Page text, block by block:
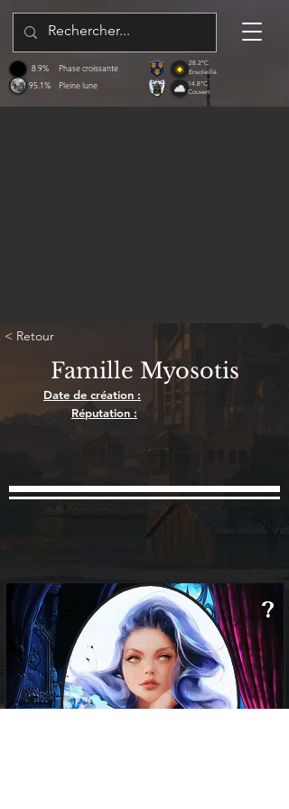
95.1%
8.9%
Pleine lune
Phase croissante
28.2°C
Ensoleillé
14.8°C
Couvert
< Retour
Famille Myosotis
Date de création :
Réputation :
?